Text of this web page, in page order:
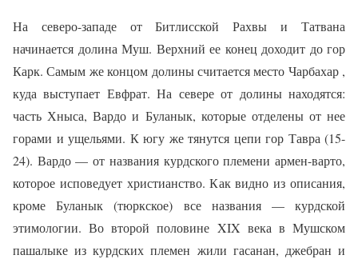
На северо-западе от Битлисской Рахвы и Татвана
начинается долина Муш. Верхний ее конец доходит до гор
Карк. Самым же концом долины считается место Чарбахар ,
куда выступает Евфрат. На севере от долины находятся:
часть Хныса, Вардо и Буланык, которые отделены от нее
горами и ущельями. К югу же тянутся цепи гор Тавра (15-
24). Вардо — от названия курдского племени армен-варто,
которое исповедует христианство. Как видно из описания,
кроме Буланык (тюркское) все названия — курдской
этимологии. Во второй половине XIX века в Мушском
пашалыке из курдских племен жили гасанан, джебран и